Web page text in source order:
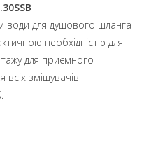
води для душового шланга
необхідністю для
для приємного
всіх змішувачів